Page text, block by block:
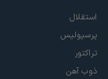
استقلال
پرسپولیس
تراکتور
ذوب آهن